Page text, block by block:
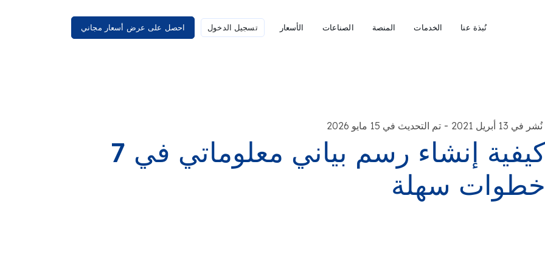
نُبذة عنا الخدمات المنصة الصناعات الأسعار تسجيل الدخول احصل على عرض أسعار مجاني
نُشر في 13 أبريل 2021 - تم التحديث في 15 مايو 2026
كيفية إنشاء رسم بياني معلوماتي في 7
خطوات سهلة